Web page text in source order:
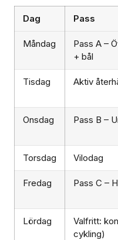
Dag Pass
Måndag
Pass A –
+ bål
Tisdag Aktiv
Onsdag Pass B –
Torsdag Vilodag
Fredag Pass C –
Lördag
Valfritt:
cykling)